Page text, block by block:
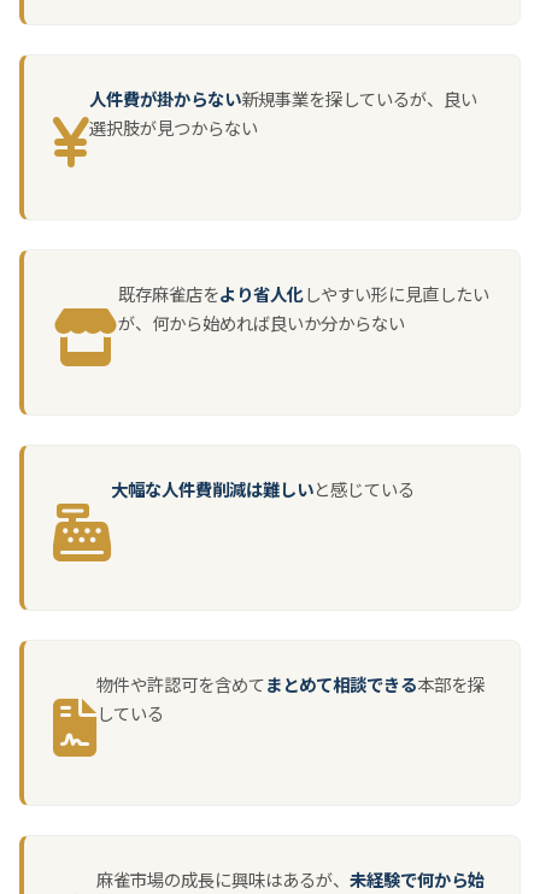
人件費が掛からない新規事業を探しているが、良い
選択肢が見つからない
既存麻雀店をより省人化しやすい形に見直したい
が、何から始めれば良いか分からない
大幅な人件費削減は難しいと感じている
物件や許認可を含めてまとめて相談できる本部を探
している
麻雀市場の成長に興味はあるが、 未経験で何から始